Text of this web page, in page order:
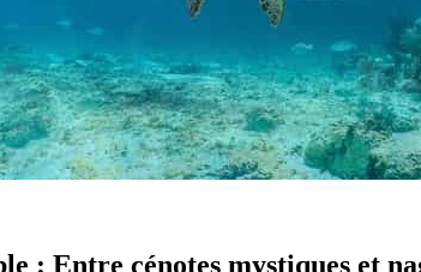
: Entre cénotes mystiques et